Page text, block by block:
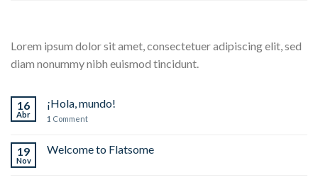
Lorem ipsum dolor sit amet, consectetuer adipiscing elit, sed
diam nonummy nibh euismod tincidunt.
16
Abr
¡Hola, mundo!
1 Comment
19
Nov
Welcome to Flatsome